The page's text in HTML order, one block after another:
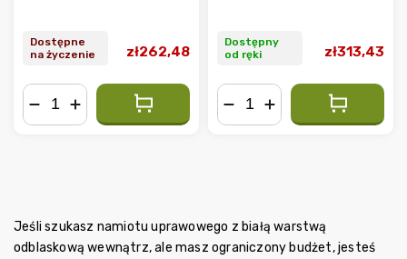
Dostępne
na życzenie
zł262,48
Dostępny
od ręki
zł313,43
Jeśli szukasz namiotu uprawowego z białą warstwą
odblaskową wewnątrz, ale masz ograniczony budżet, jesteś